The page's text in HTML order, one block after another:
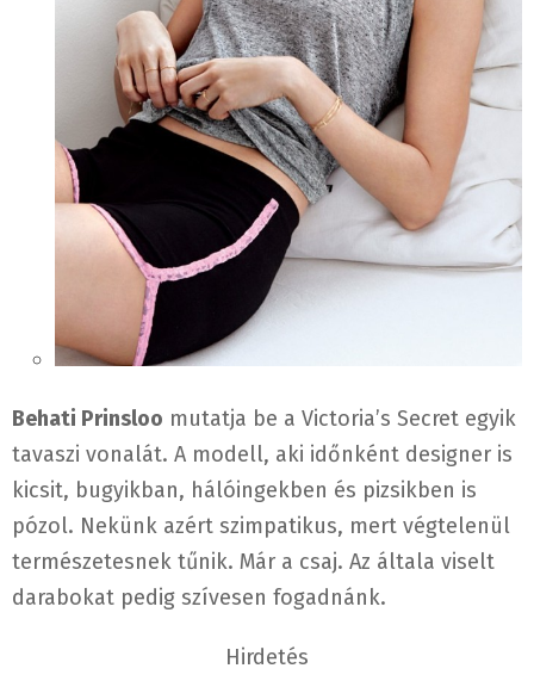
Behati Prinsloo mutatja be a Victoria’s Secret egyik
tavaszi vonalát. A modell, aki időnként designer is
kicsit, bugyikban, hálóingekben és pizsikben is
pózol. Nekünk azért szimpatikus, mert végtelenül
természetesnek tűnik. Már a csaj. Az általa viselt
darabokat pedig szívesen fogadnánk.
Hirdetés